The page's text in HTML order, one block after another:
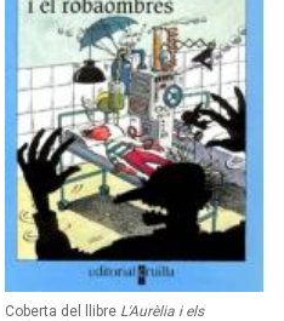
Coberta del llibre L'Aurèlia i els